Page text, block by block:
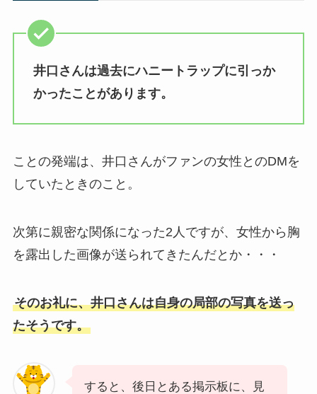
井口さんは過去にハニートラップに引っか
かったことがあります。
ことの発端は、井口さんがファンの女性とのDMを
していたときのこと。
次第に親密な関係になった2人ですが、女性から胸
を露出した画像が送られてきたんだとか・・・
そのお礼に、井口さんは自身の局部の写真を送っ
たそうです。
すると、後日とある掲示板に、見